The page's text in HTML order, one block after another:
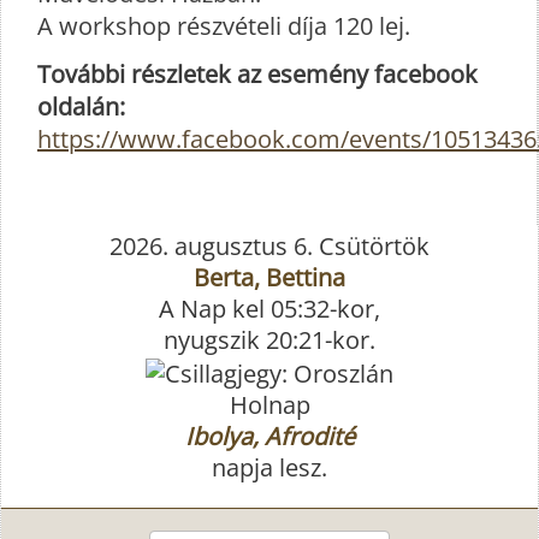
A workshop részvételi díja 120 lej.
További részletek az esemény facebook
oldalán:
https://www.facebook.com/events/
2026. augusztus 6. Csütörtök
Berta, Bettina
A Nap kel 05:32-kor,
nyugszik 20:21-kor.
Holnap
Ibolya, Afrodité
napja lesz.